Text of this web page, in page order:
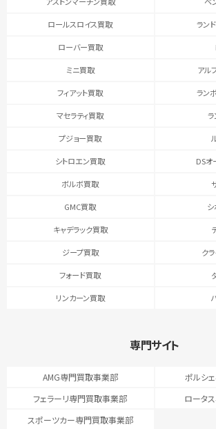
ロールスロイス買取 ラン
ローバー買取
ミニ買取 アル
フィアット買取 ラン
マセラティ買取
プジョー買取
シトロエン買取 DSオ
ボルボ買取
GMC買取
キャデラック買取
ジープ買取 ク
フォード買取
リンカーン買取
専門サイト
AMG専門買取事業部
ポルシ
フェラーリ専門買取事業部
ロータ
スポーツカー専門買取事業部